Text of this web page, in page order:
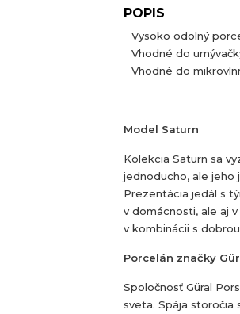
POPIS
Vysoko odolný
Vhodné do
Vhodné do
Model Saturn
Kolekcia Saturn sa
jednoducho, ale jeho
Prezentácia jedál s
v domácnosti, ale aj
v kombinácii s
Porcelán značky
Spoločnosť Güral
sveta. Spája storočia